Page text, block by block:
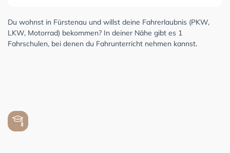
Du wohnst in Fürstenau und willst deine Fahrerlaubnis (PKW,
LKW, Motorrad) bekommen? In deiner Nähe gibt es 1
Fahrschulen, bei denen du Fahrunterricht nehmen kannst.